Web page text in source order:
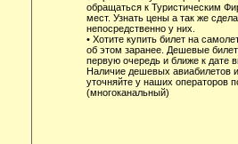
обращаться к Туристическим
мест. Узнать цены а так же
непосредственно у них.
• Хотите купить билет на
об этом заранее. Дешевые
первую очередь и ближе к дате
Наличие дешевых авиабилетов
уточняйте у наших операторов
(многоканальный)